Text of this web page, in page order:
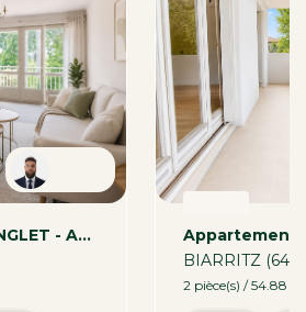
EXCLUSIVITE ANGLET - Appartement 4 Pièces
BIARRITZ
2 pièce(s) / 54.88